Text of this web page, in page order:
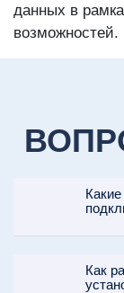
данных в
возможностей.
Как